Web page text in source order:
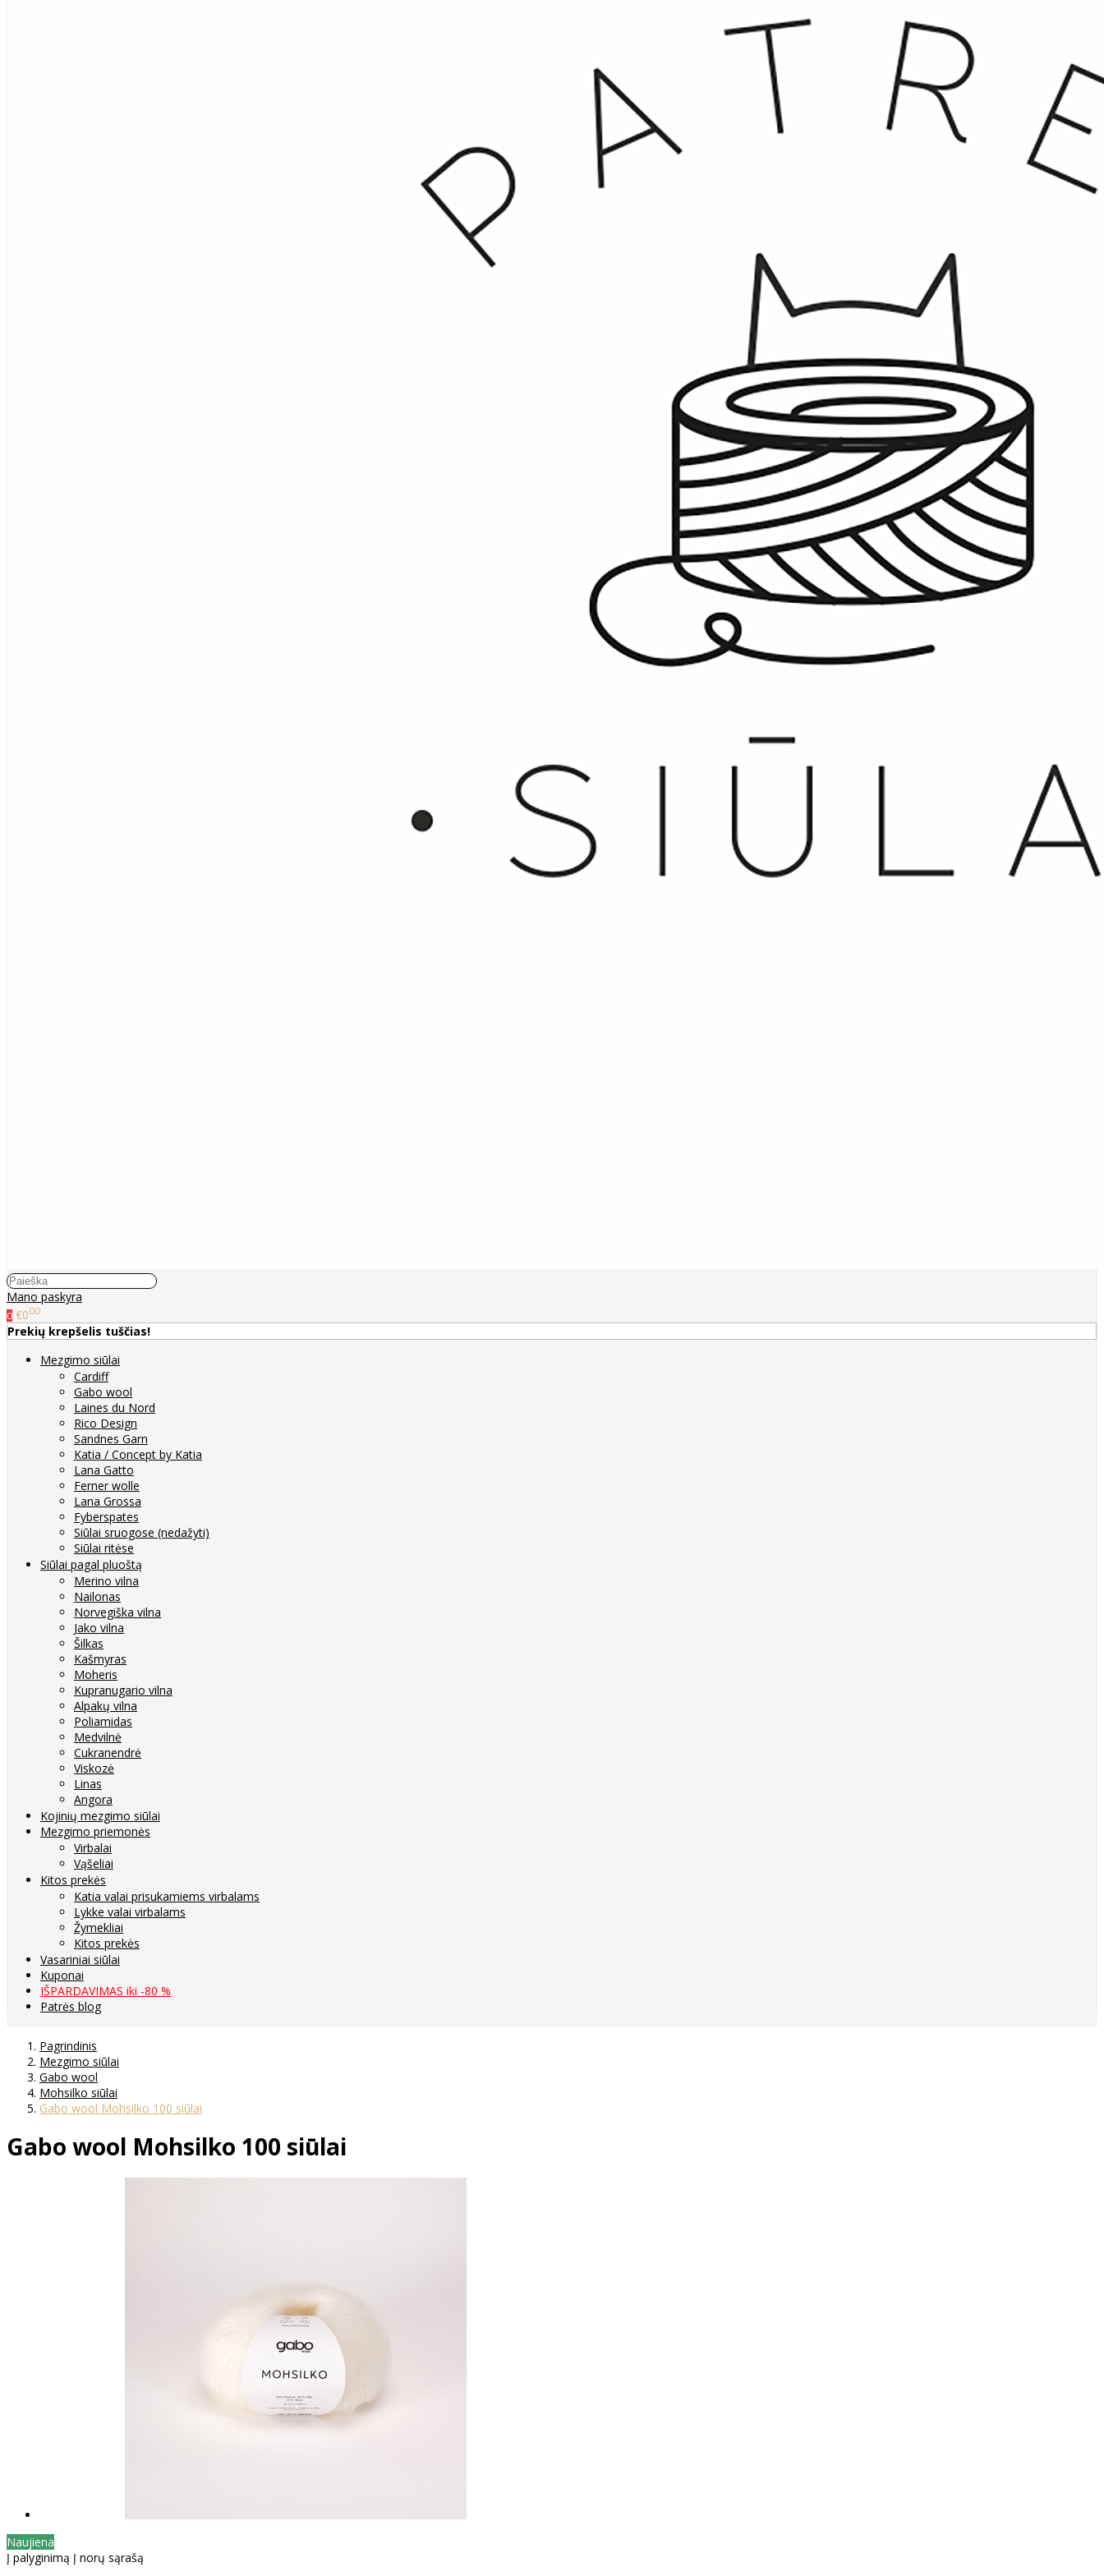
Mano paskyra
0 €000
Prekių krepšelis tuščias!
Mezgimo siūlai
Cardiff
Gabo wool
Laines du Nord
Rico Design
Sandnes Garn
Katia / Concept by Katia
Lana Gatto
Ferner wolle
Lana Grossa
Fyberspates
Siūlai sruogose (nedažyti)
Siūlai ritėse
Siūlai pagal pluoštą
Merino vilna
Nailonas
Norvegiška vilna
Jako vilna
Šilkas
Kašmyras
Moheris
Kupranugario vilna
Alpakų vilna
Poliamidas
Medvilnė
Cukranendrė
Viskozė
Linas
Angora
Kojinių mezgimo siūlai
Mezgimo priemonės
Virbalai
Vąšeliai
Kitos prekės
Katia valai prisukamiems virbalams
Lykke valai virbalams
Žymekliai
Kitos prekės
Vasariniai siūlai
Kuponai
IŠPARDAVIMAS iki -80 %
Patrės blog
Pagrindinis
Mezgimo siūlai
Gabo wool
Mohsilko siūlai
Gabo wool Mohsilko 100 siūlai
Gabo wool Mohsilko 100 siūlai
Naujiena
Į palyginimą Į norų sąrašą